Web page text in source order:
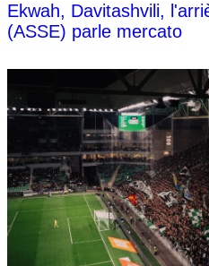
Ekwah, Davitashvili,
(ASSE) parle mercato